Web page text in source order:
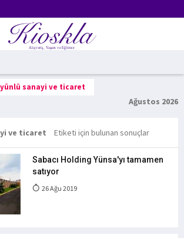
sanayi ve ticaret
Ağustos 2026
ve ticaret Etiketi için bulunan sonuçlar
Sabacı Holding Yünsa'yı tamamen
satıyor
26 Ağu 2019